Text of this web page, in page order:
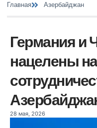
Главная Азербайджан
Германия и
нацелены
28 мая, 2026